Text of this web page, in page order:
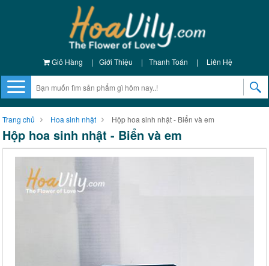
Giỏ Hàng | Giới Thiệu | Thanh Toán | Liên Hệ
Trang chủ Hoa sinh nhật Hộp hoa sinh nhật - Biển và em
Hộp hoa sinh nhật - Biển và em